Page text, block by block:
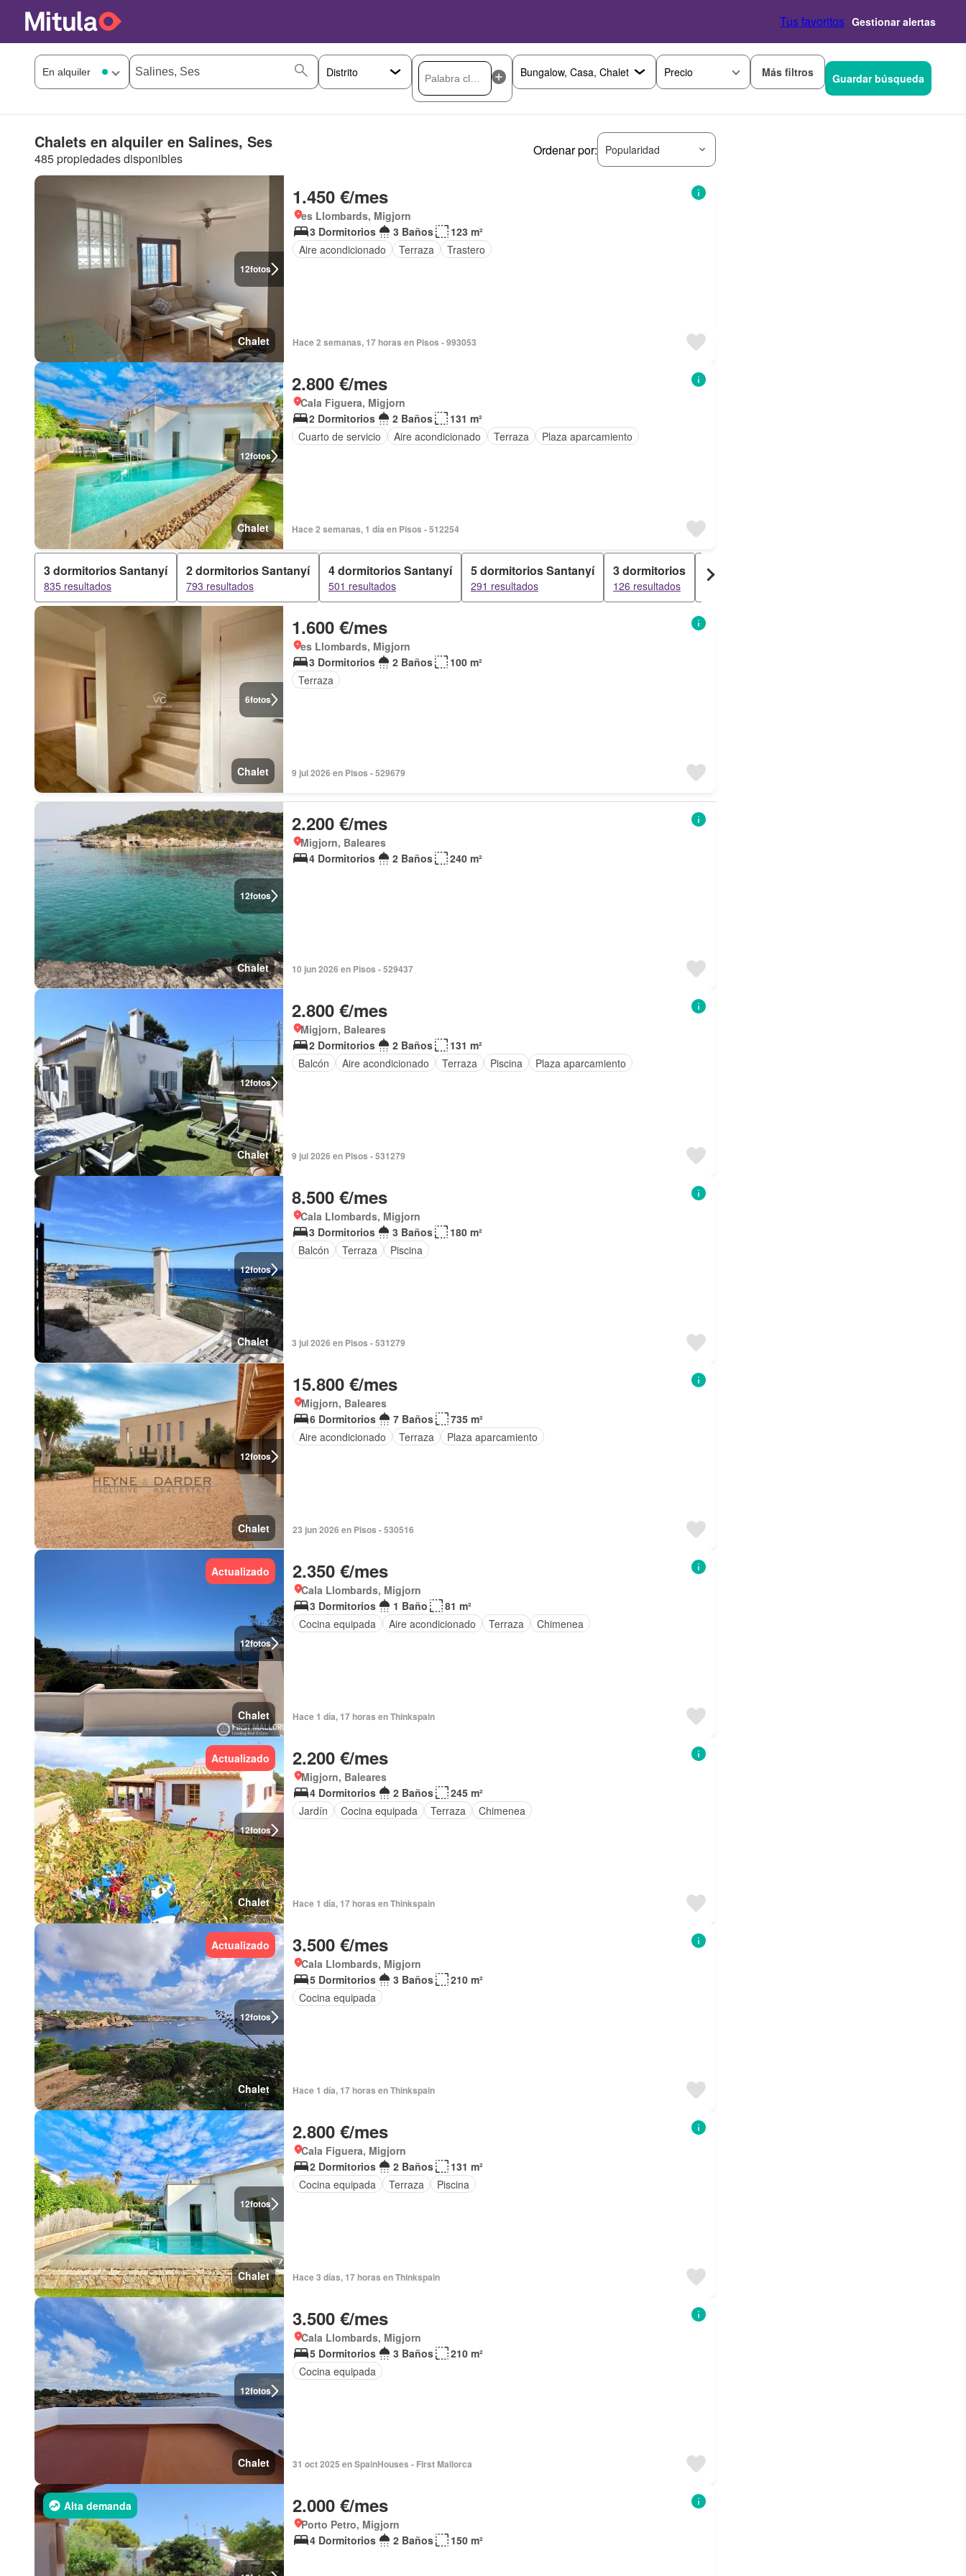
Tus favoritos Gestionar alertas
Precio Más filtros Guardar búsqueda
Chalets en alquiler en Salines, Ses
485 propiedades disponibles
Ordenar por: Popularidad
12fotos
Chalet
1.450 €/mes
es Llombards, Migjorn
3 Dormitorios
3 Baños
123 m²
Aire acondicionado
Terraza Trastero
Hace 2 semanas, 17 horas en Pisos - 993053
12fotos
Chalet
2.800 €/mes
Cala Figuera, Migjorn
2 Dormitorios
2 Baños
131 m²
Cuarto de servicio
Aire acondicionado Terraza Plaza aparcamiento
Hace 2 semanas, 1 día en Pisos - 512254
3 dormitorios Santanyí
835 resultados
2 dormitorios Santanyí
793 resultados
4 dormitorios Santanyí
501 resultados
5 dormitorios Santanyí
291 resultados
3 dormitorios
126 resultados
4 dormitorios
117 resultados
6fotos
Chalet
1.600 €/mes
es Llombards, Migjorn
3 Dormitorios
2 Baños
100 m²
Terraza
9 jul 2026 en Pisos - 529679
12fotos
Chalet
2.200 €/mes
Migjorn, Baleares
4 Dormitorios
2 Baños 240 m²
10 jun 2026 en Pisos - 529437
12fotos
Chalet
2.800 €/mes
Migjorn, Baleares
2 Dormitorios
2 Baños
131 m²
Balcón
Aire acondicionado Terraza Piscina Plaza aparcamiento
9 jul 2026 en Pisos - 531279
12fotos
Chalet
8.500 €/mes
Cala Llombards, Migjorn
3 Dormitorios
3 Baños
180 m²
Balcón
Terraza Piscina
3 jul 2026 en Pisos - 531279
12fotos
Chalet
15.800 €/mes
Migjorn, Baleares
6 Dormitorios
7 Baños
735 m²
Aire acondicionado
Terraza Plaza aparcamiento
23 jun 2026 en Pisos - 530516
12fotos
Actualizado
Chalet
2.350 €/mes
Cala Llombards, Migjorn
3 Dormitorios
1 Baño
81 m²
Cocina equipada
Aire acondicionado Terraza Chimenea
Hace 1 día, 17 horas en Thinkspain
12fotos
Actualizado
Chalet
2.200 €/mes
Migjorn, Baleares
4 Dormitorios
2 Baños
245 m²
Jardín
Cocina equipada Terraza Chimenea
Hace 1 día, 17 horas en Thinkspain
12fotos
Actualizado
Chalet
3.500 €/mes
Cala Llombards, Migjorn
5 Dormitorios
3 Baños
210 m²
Cocina equipada
Hace 1 día, 17 horas en Thinkspain
12fotos
Chalet
2.800 €/mes
Cala Figuera, Migjorn
2 Dormitorios
2 Baños
131 m²
Cocina equipada
Terraza Piscina
Hace 3 días, 17 horas en Thinkspain
12fotos
Chalet
3.500 €/mes
Cala Llombards, Migjorn
5 Dormitorios
3 Baños
210 m²
Cocina equipada
31 oct 2025 en SpainHouses - First Mallorca
Alta demanda 2.000 €/mes
Porto Petro, Migjorn
4 Dormitorios
2 Baños 150 m²